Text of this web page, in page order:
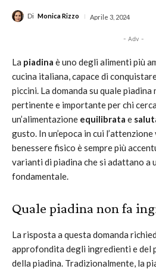
Di Monica Rizzo Aprile 3, 2024
- Adv -
La piadina è uno degli alimenti più
cucina italiana, capace di
piccini. La domanda su quale
pertinente e importante per chi
un’alimentazione equilibrata e
gusto. In un’epoca in cui
benessere fisico è sempre più
varianti di piadina che si adattano a
fondamentale.
Quale piadina non fa
La risposta a questa domanda
approfondita degli ingredienti e del
della piadina. Tradizionalmente, la